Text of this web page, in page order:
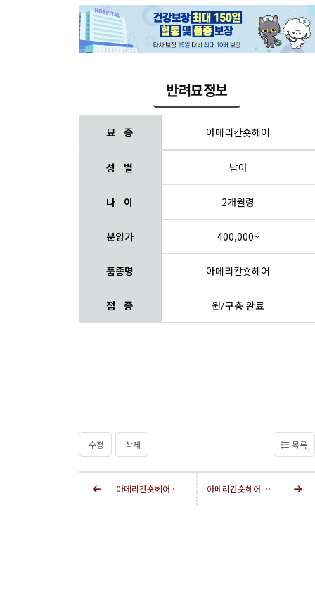
반려묘정보
묘 종 아메리칸숏헤어
성 별 남아
나 이 2개월령
분양가 400,000~
품종명 아메리칸숏헤어
접 종 원/구충 완료
수정 삭제 목록
아메리칸숏헤어 분양 아메리칸숏헤어 분양